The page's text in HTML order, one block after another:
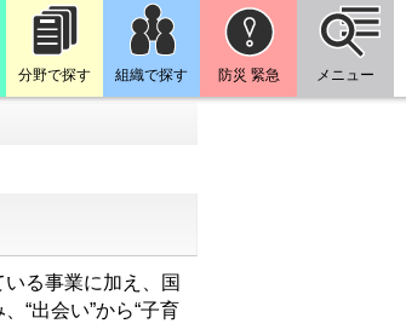
分野で探す 組織で探す 防災 緊急 メニュー
る事業に加え、国
“出会い”から“子育